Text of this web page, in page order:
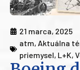
21 marca, 2025
atm, Aktuálna
priemysel, L+K,